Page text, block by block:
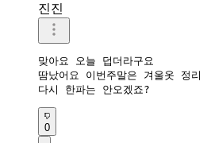
진진
맞아요 오늘 덥더라구요
땀났어요 이번주말은 겨울옷 정리
다시 한파는 안오겠죠?
0